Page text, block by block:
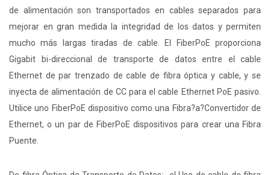
de alimentación son transportados en cables separados para
mejorar en gran medida la integridad de los datos y permiten
mucho más largas tiradas de cable. El FiberPoE proporciona
Gigabit bi-direccional de transporte de datos entre el cable
Ethernet de par trenzado de cable de fibra óptica y cable, y se
inyecta de alimentación de CC para el cable Ethernet PoE pasivo.
Utilice uno FiberPoE dispositivo como una Fibra?a?Convertidor de
Ethernet, o un par de FiberPoE dispositivos para crear una Fibra
Puente.